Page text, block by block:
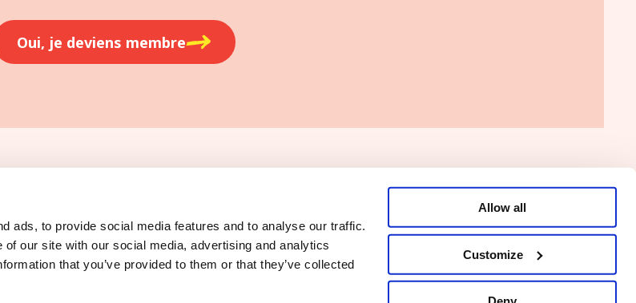
ads, to provide social media features and to analyse our traffic.
our site with our social media, advertising and analytics
that you’ve provided to them or that they’ve collected
Allow all
Customize
Oui, je deviens membre
Naar de PVDA